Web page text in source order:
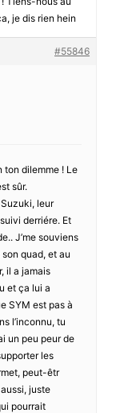
je dis rien hein
#55846
ton dilemme ! Le
sûr.
leur
derriére. Et
J’me souviens
quad, et au
il a jamais
et ça lui a
SYM est pas à
l’inconnu, tu
un peu peur de
les
peut-êtr
juste
pourrait